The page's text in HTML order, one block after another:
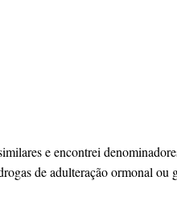
e encontrei
de adulteração ormonal